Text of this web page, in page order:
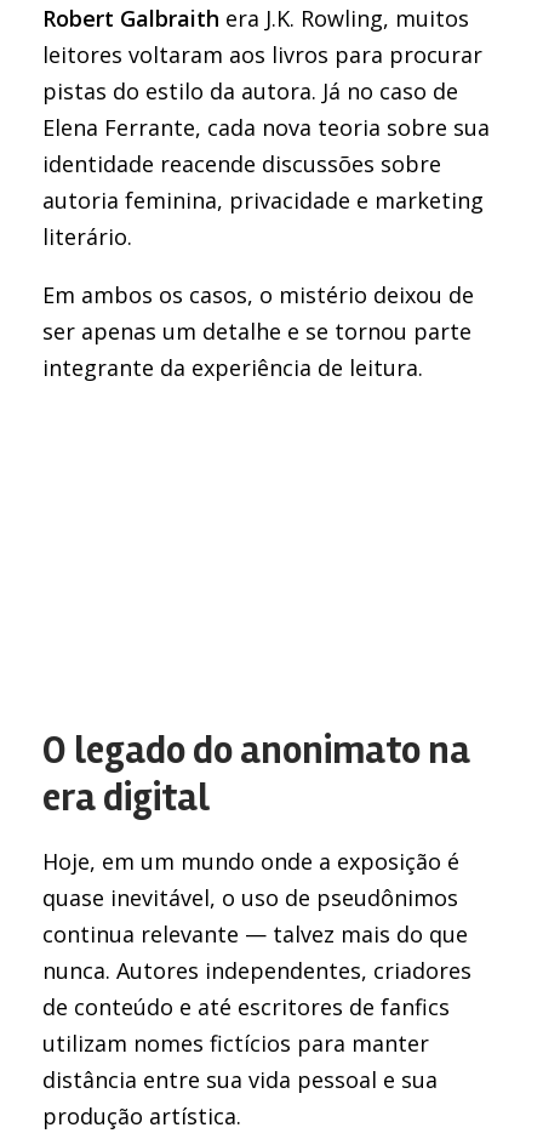
Robert Galbraith era J.K. Rowling, muitos
leitores voltaram aos livros para procurar
pistas do estilo da autora. Já no caso de
Elena Ferrante, cada nova teoria sobre sua
identidade reacende discussões sobre
autoria feminina, privacidade e marketing
literário.
Em ambos os casos, o mistério deixou de
ser apenas um detalhe e se tornou parte
integrante da experiência de leitura.
O legado do anonimato na
era digital
Hoje, em um mundo onde a exposição é
quase inevitável, o uso de pseudônimos
continua relevante — talvez mais do que
nunca. Autores independentes, criadores
de conteúdo e até escritores de fanfics
utilizam nomes fictícios para manter
distância entre sua vida pessoal e sua
produção artística.